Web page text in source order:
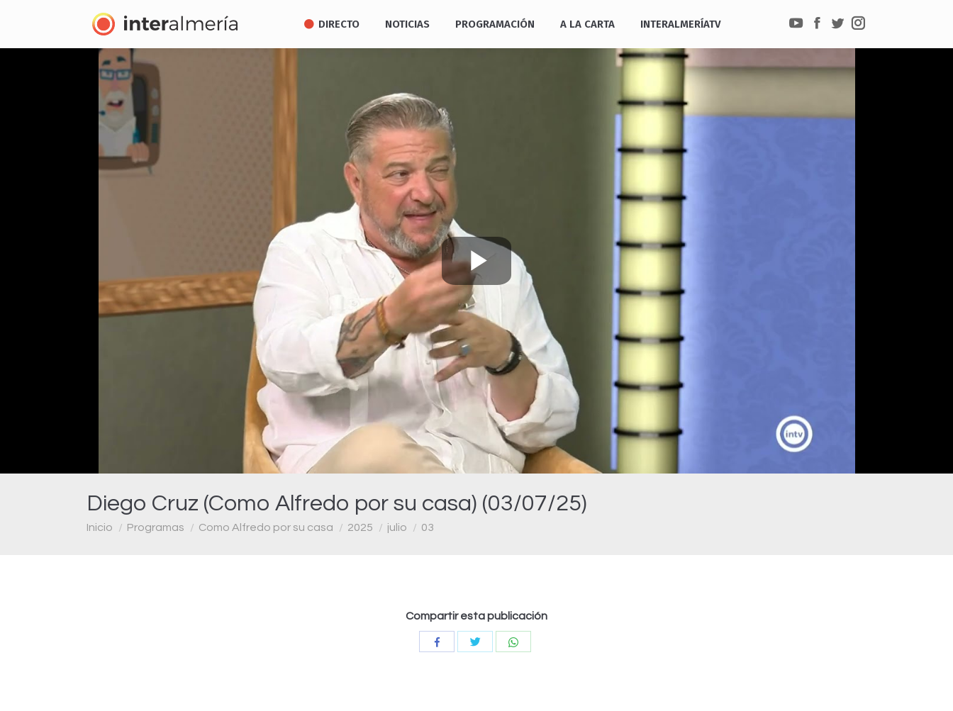
DIRECTO NOTICIAS PROGRAMACIÓN A LA CARTA INTERALMERÍATV
YouTube
Facebook
TwitterInstagram
Diego Cruz (Como Alfredo por su casa) (03/07/25)
Estás aquí:
Inicio Programas Como Alfredo por su casa 2025 julio 03
Play
Video
Compartir esta publicación
CompartirCompartir